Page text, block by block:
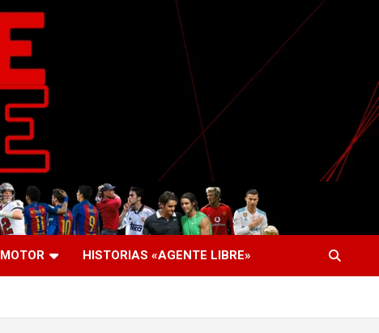
MOTOR HISTORIAS «AGENTE LIBRE»